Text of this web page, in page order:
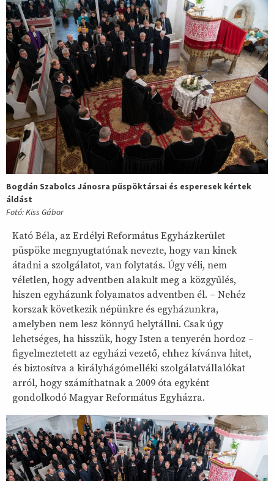
Bogdán Szabolcs Jánosra püspöktársai és esperesek kértek
áldást
Fotó: Kiss Gábor
Kató Béla, az Erdélyi Református Egyházkerület
püspöke megnyugtatónak nevezte, hogy van kinek
átadni a szolgálatot, van folytatás. Úgy véli, nem
véletlen, hogy adventben alakult meg a közgyűlés,
hiszen egyházunk folyamatos adventben él. – Nehéz
korszak következik népünkre és egyházunkra,
amelyben nem lesz könnyű helytállni. Csak úgy
lehetséges, ha hisszük, hogy Isten a tenyerén hordoz –
figyelmeztetett az egyházi vezető, ehhez kívánva hitet,
és biztosítva a királyhágómelléki szolgálatvállalókat
arról, hogy számíthatnak a 2009 óta egyként
gondolkodó Magyar Református Egyházra.